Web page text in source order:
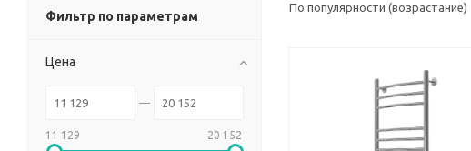
По популярности (возрастание)
Фильтр по параметрам
Цена
11 129 20 152